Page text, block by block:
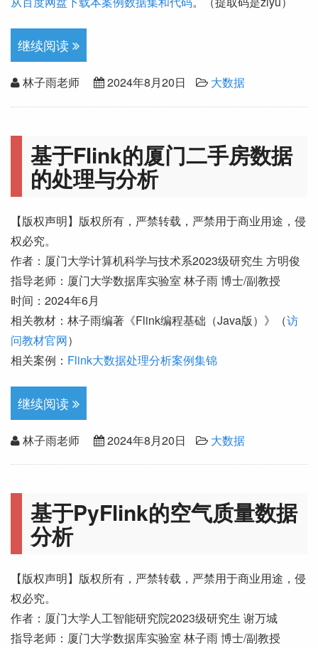
继续阅读
林子雨老师 2024年8月20日 大数据
基于Flink的厦门二手房数据
的处理与分析
【版权声明】版权所有，严禁转载，严禁用于商业用途，侵
权必究。
作者：厦门大学计算机科学与技术系2023级研究生 方明俊
指导老师：厦门大学数据库实验室 林子雨 博士/副教授
时间：2024年6月
相关教材：林子雨编著《Flink编程基础（Java版）》（访
问教材官网）
相关案例： Flink大数据处理分析案例集锦
继续阅读
林子雨老师 2024年8月20日 大数据
基于PyFlink的空气质量数据
分析
【版权声明】版权所有，严禁转载，严禁用于商业用途，侵
权必究。
作者：厦门大学人工智能研究院2023级研究生 谢万城
指导老师：厦门大学数据库实验室 林子雨 博士/副教授